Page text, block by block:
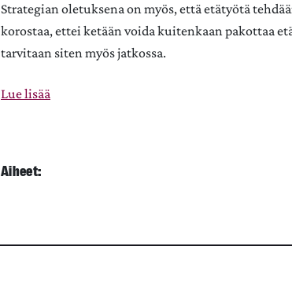
Strategian oletuksena on myös, että etätyötä
korostaa, ettei ketään voida kuitenkaan pakottaa
tarvitaan siten myös jatkossa.
Lue lisää
Aiheet: